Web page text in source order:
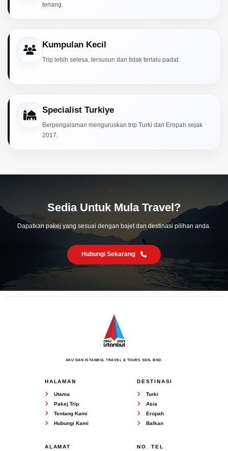
tenang.
Kumpulan Kecil
Trip lebih selesa, tersusun dan tidak terlalu padat.
Specialist Turkiye
Berpengalaman menguruskan trip Turki dan Eropah sejak
2017.
Sedia Untuk Mula Travel?
Dapatkan pakej yang sesuai dengan bajet dan destinasi pilihan anda.
Hubungi Sekarang
AKU DAN ISTANBUL TRAVEL & TOURS SDN. BHD.
HALAMAN
Utama
Pakej Trip
Tentang Kami
Hubungi Kami
DESTINASI
Turki
Asia
Eropah
Balkan
ALAMAT NO. TEL